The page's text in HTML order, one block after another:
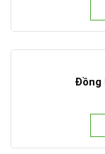
Đồng